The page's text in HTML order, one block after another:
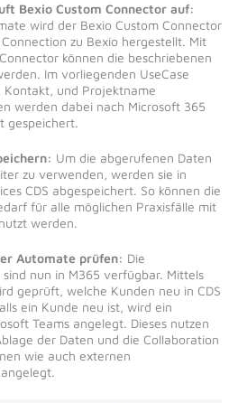
Bexio Custom Connector auf:
wird der Bexio Custom Connector
zu Bexio hergestellt. Mit
können die beschriebenen
Im vorliegenden UseCase
und Projektname
werden dabei nach Microsoft 365
gespeichert.
Um die abgerufenen Daten
zu verwenden, werden sie in
CDS abgespeichert. So können die
für alle möglichen Praxisfälle mit
werden.
Automate prüfen: Die
nun in M365 verfügbar. Mittels
geprüft, welche Kunden neu in CDS
ein Kunde neu ist, wird ein
Teams angelegt. Dieses nutzen
der Daten und die Collaboration
wie auch externen